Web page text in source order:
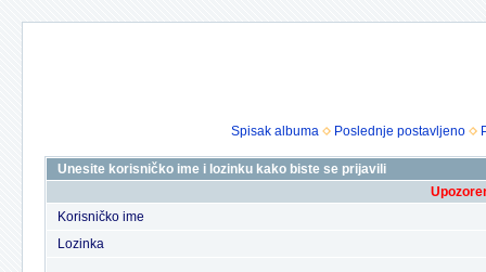
Spisak albuma Poslednje postavljeno
Unesite korisničko ime i lozinku kako biste se prijavili
Korisničko ime
Lozinka